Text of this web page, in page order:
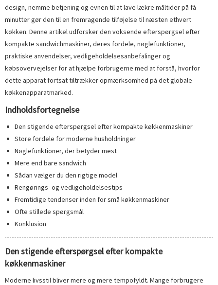
design, nemme betjening og evnen til at lave lækre måltider på få
minutter gør den til en fremragende tilføjelse til næsten ethvert
køkken. Denne artikel udforsker den voksende efterspørgsel efter
kompakte sandwichmaskiner, deres fordele, nøglefunktioner,
praktiske anvendelser, vedligeholdelsesanbefalinger og
købsovervejelser for at hjælpe forbrugerne med at forstå, hvorfor
dette apparat fortsat tiltrækker opmærksomhed på det globale
køkkenapparatmarked.
Indholdsfortegnelse
Den stigende efterspørgsel efter kompakte køkkenmaskiner
Store fordele for moderne husholdninger
Nøglefunktioner, der betyder mest
Mere end bare sandwich
Sådan vælger du den rigtige model
Rengørings- og vedligeholdelsestips
Fremtidige tendenser inden for små køkkenmaskiner
Ofte stillede spørgsmål
Konklusion
Den stigende efterspørgsel efter kompakte
køkkenmaskiner
Moderne livsstil bliver mere og mere tempofyldt. Mange forbrugere